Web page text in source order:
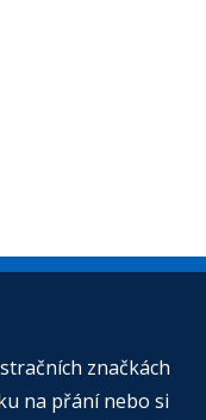
značkách
na přání nebo si